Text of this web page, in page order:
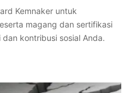
Kemnaker untuk
magang dan sertifikasi
kontribusi sosial Anda.